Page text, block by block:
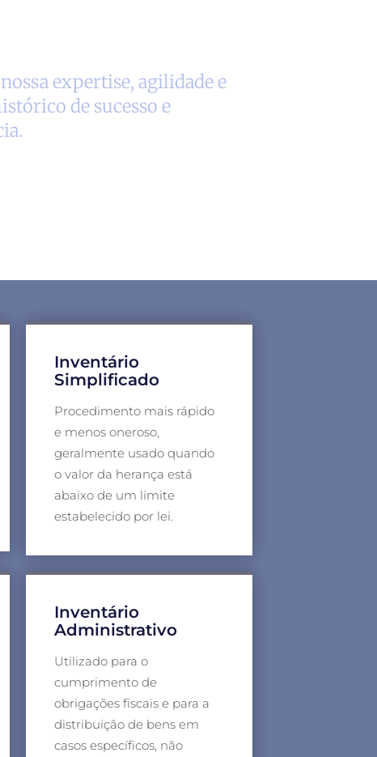
expertise, agilidade e
de sucesso e
Inventário
Simplificado
Procedimento mais rápido
e menos oneroso,
geralmente usado quando
o valor da herança está
abaixo de um limite
estabelecido por lei.
Inventário
Administrativo
Utilizado para o
cumprimento de
obrigações fiscais e para a
distribuição de bens em
casos específicos, não